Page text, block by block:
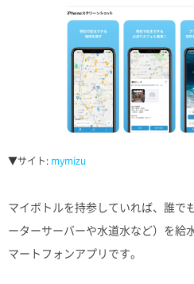
▼サイト: mymizu
マイボトルを持参していれば、誰で
ーターサーバーや水道水など）を給
マートフォンアプリです。